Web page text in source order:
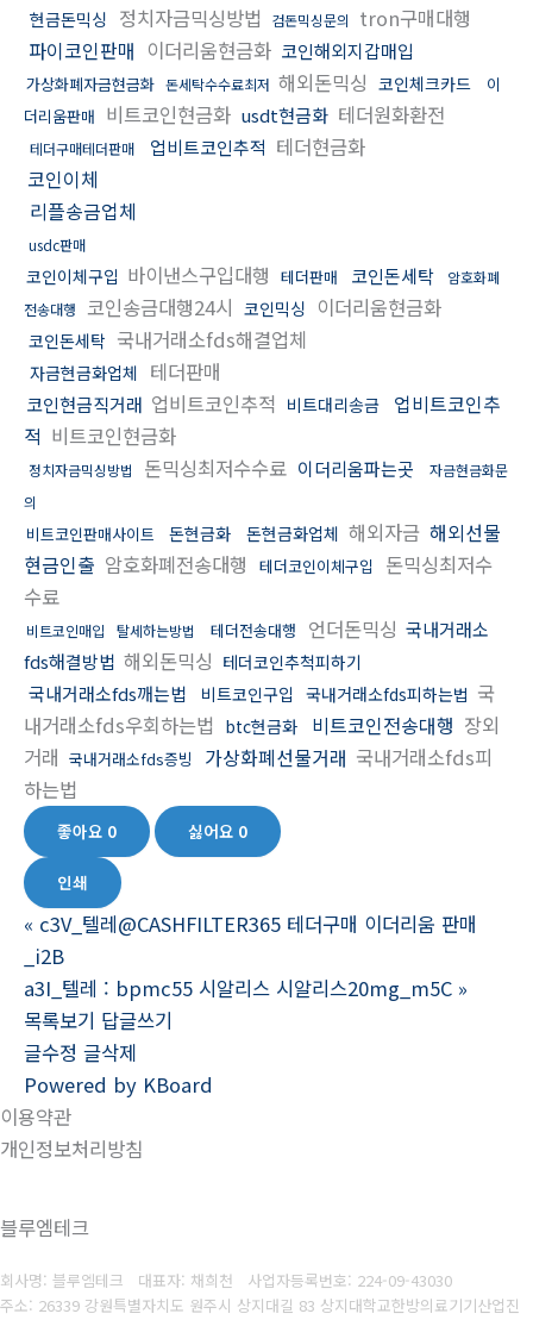
현금돈믹싱 정치자금믹싱방법 검돈믹싱문의
tron구매대행
파이코인판매 이더리움현금화 코인해외지갑매입
가상화폐자금현금화 돈세탁수수료최저 해외돈믹싱 코인체크카드
이
더리움판매 비트코인현금화 usdt현금화 테더원화환전
테더구매테더판매 업비트코인추적 테더현금화
코인이체
리플송금업체
usdc판매
코인이체구입 바이낸스구입대행 테더판매 코인돈세탁
암호화폐
전송대행 코인송금대행24시 코인믹싱 이더리움현금화
코인돈세탁 국내거래소fds해결업체
자금현금화업체 테더판매
코인현금직거래 업비트코인추적 비트대리송금
업비트코인추
적 비트코인현금화
정치자금믹싱방법 돈믹싱최저수수료 이더리움파는곳
자금현금화문
의
비트코인판매사이트 돈현금화 돈현금화업체 해외자금 해외선물
현금인출 암호화폐전송대행 테더코인이체구입
돈믹싱최저수
수료
비트코인매입 탈세하는방법 테더전송대행 언더돈믹싱 국내거래소
fds해결방법 해외돈믹싱 테더코인추척피하기
국내거래소fds깨는법 비트코인구입 국내거래소fds피하는법 국
내거래소fds우회하는법 btc현금화 비트코인전송대행 장외
거래 국내거래소fds증빙 가상화폐선물거래 국내거래소fds피
하는법
좋아요 0 싫어요 0
인쇄
« c3V_텔레@CASHFILTER365 테더구매 이더리움 판매
_i2B
a3I_텔레 : bpmc55 시알리스 시알리스20mg_m5C »
목록보기 답글쓰기
글수정 글삭제
Powered by KBoard
이용약관
개인정보처리방침
블루엠테크
회사명: 블루엠테크 대표자: 채희천 사업자등록번호: 224-09-43030
주소: 26339 강원특별자치도 원주시 상지대길 83 상지대학교한방의료기기산업진